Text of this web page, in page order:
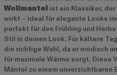
Wollmantel ist ein Klassiker,
wirkt – ideal für elegante Looks im
perfekt für den Frühling und
Stil in deinen Look. Für kältere
die richtige Wahl, da er modisch
für maximale Wärme sorgt. Diese
Mäntel zu einem